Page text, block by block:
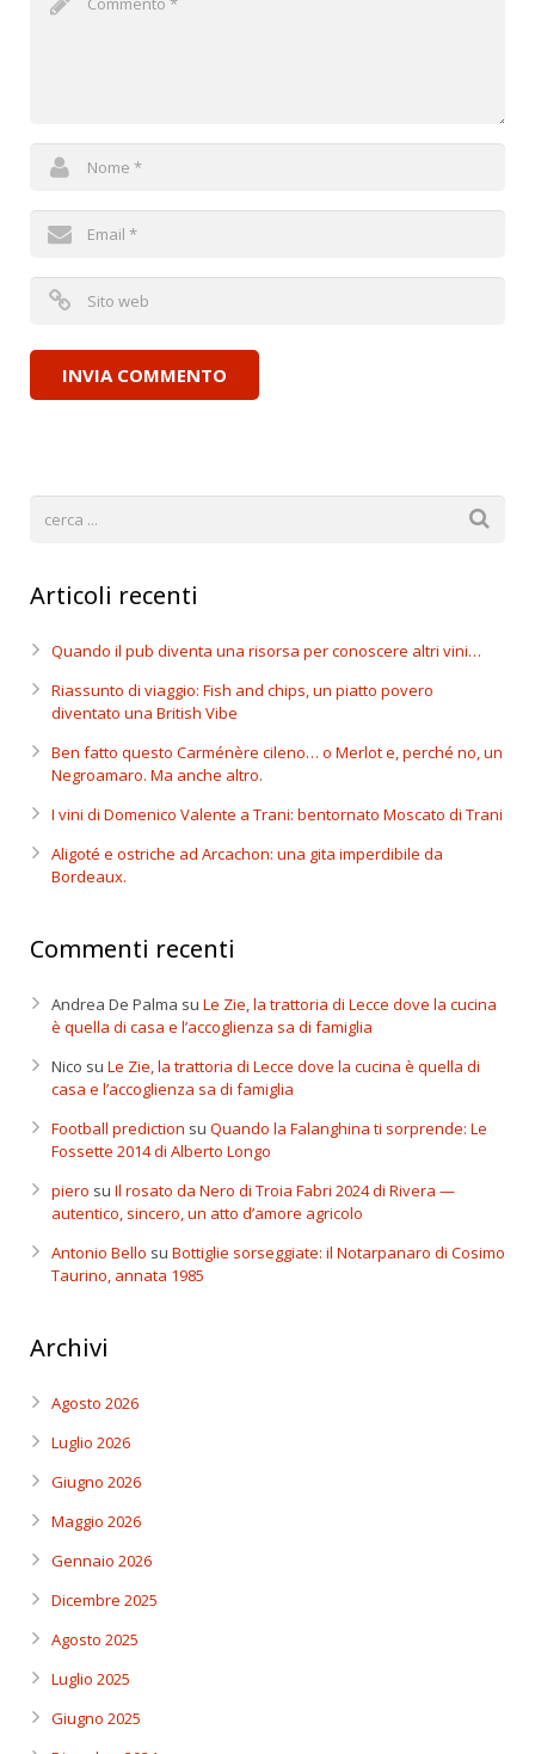
Articoli recenti
Quando il pub diventa una risorsa per conoscere altri vini…
Riassunto di viaggio: Fish and chips, un piatto povero
diventato una British Vibe
Ben fatto questo Carménère cileno… o Merlot e, perché no, un
Negroamaro. Ma anche altro.
I vini di Domenico Valente a Trani: bentornato Moscato di Trani
Aligoté e ostriche ad Arcachon: una gita imperdibile da
Bordeaux.
Commenti recenti
Andrea De Palma su Le Zie, la trattoria di Lecce dove la cucina
è quella di casa e l’accoglienza sa di famiglia
Nico su Le Zie, la trattoria di Lecce dove la cucina è quella di
casa e l’accoglienza sa di famiglia
Football prediction su Quando la Falanghina ti sorprende: Le
Fossette 2014 di Alberto Longo
piero su Il rosato da Nero di Troia Fabri 2024 di Rivera —
autentico, sincero, un atto d’amore agricolo
Antonio Bello su Bottiglie sorseggiate: il Notarpanaro di Cosimo
Taurino, annata 1985
Archivi
Agosto 2026
Luglio 2026
Giugno 2026
Maggio 2026
Gennaio 2026
Dicembre 2025
Agosto 2025
Luglio 2025
Giugno 2025